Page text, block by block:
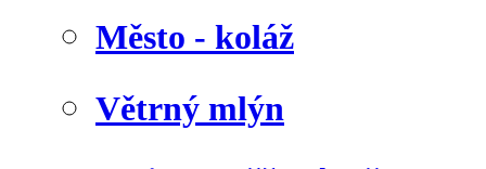
Město - koláž
Větrný mlýn